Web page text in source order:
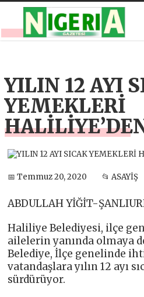
YILIN 12 AYI
YEMEKLERİ
📅 Temmuz 20, 2020 📂 ASAYİŞ
ABDULLAH YİĞİT-
Haliliye Belediyesi, ilçe
ailelerin yanında olmaya
Belediye, İlçe genelinde
vatandaşlara yılın 12 ayı
sürdürüyor.